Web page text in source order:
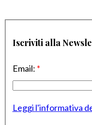
Iscriviti alla
Email: *
Leggi l'informativa